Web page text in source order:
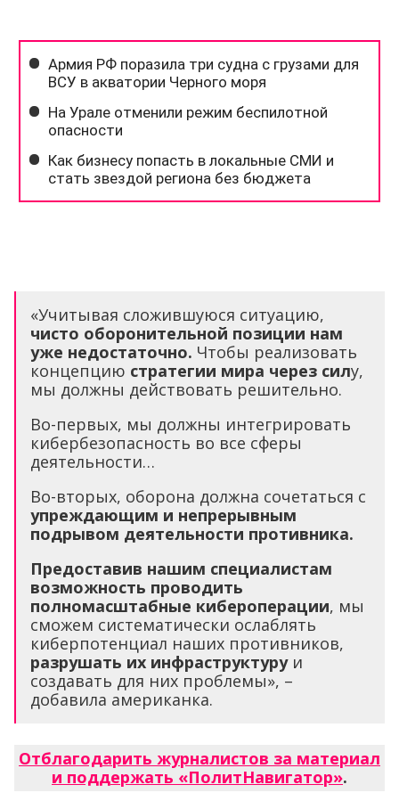
«Учитывая сложившуюся ситуацию,
чисто оборонительной позиции нам
уже недостаточно. Чтобы реализовать
концепцию стратегии мира через силу,
мы должны действовать решительно.
Во-первых, мы должны интегрировать
кибербезопасность во все сферы
деятельности…
Во-вторых, оборона должна сочетаться с
упреждающим и непрерывным
подрывом деятельности противника.
Предоставив нашим специалистам
возможность проводить
полномасштабные кибероперации, мы
сможем систематически ослаблять
киберпотенциал наших противников,
разрушать их инфраструктуруи
создавать для них проблемы», –
добавила американка.
Отблагодарить журналистов за материал
и поддержать «ПолитНавигатор».